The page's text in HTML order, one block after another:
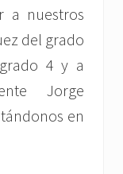
a nuestros
del grado
4 y a
Jorge
en